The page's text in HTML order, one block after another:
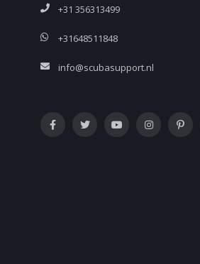
+31 356313499
+31648511848
info@scubasupport.nl